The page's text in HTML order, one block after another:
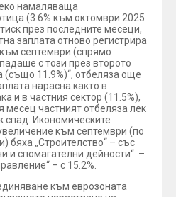
намаляваща
(3.6% към октомври 2025
през последните месеци,
заплата отново регистрира
септември (спрямо
с този през второто
(също 11.9%)“, отбеляза още
нарасна както в
и в частния сектор (11.5%),
месец частният отбеляза лек
спад. Икономическите
към септември (по
бяха „Строителство“ – със
и спомагателни дейности“ –
– с 15.2%.
към еврозоната